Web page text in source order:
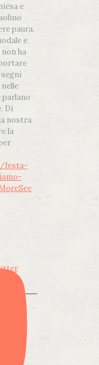
e
paura.
e
ha
parlano
Di
nostra
la
festa-
See